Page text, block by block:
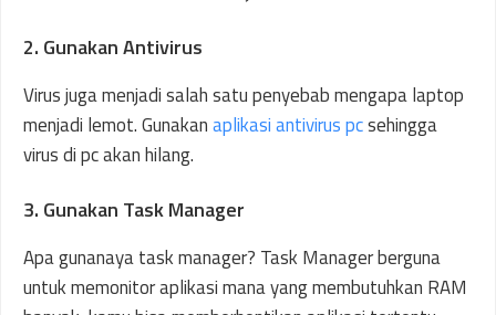
2. Gunakan Antivirus
Virus juga menjadi salah satu penyebab mengapa laptop
menjadi lemot. Gunakanaplikasi antivirus pcsehingga
virus di pc akan hilang.
3. Gunakan Task Manager
Apa gunanaya task manager? Task Manager berguna
untuk memonitor aplikasi mana yang membutuhkan RAM